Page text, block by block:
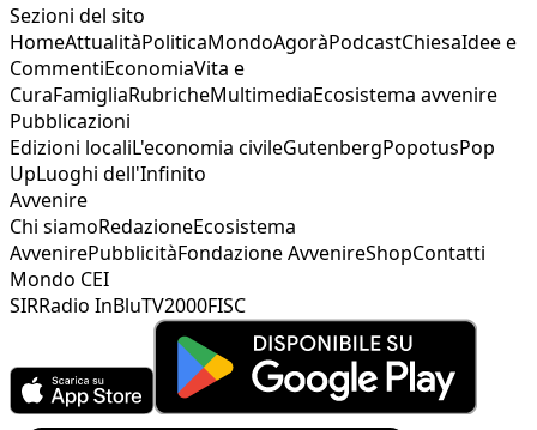
Sezioni del sito
HomeAttualitàPoliticaMondoAgoràPodcastChiesaIdee e
CommentiEconomiaVita e
CuraFamigliaRubricheMultimediaEcosistema avvenire
Pubblicazioni
Edizioni localiL'economia civileGutenbergPopotusPop
UpLuoghi dell'Infinito
Avvenire
Chi siamoRedazioneEcosistema
AvvenirePubblicitàFondazione AvvenireShopContatti
Mondo CEI
SIRRadio InBluTV2000FISC